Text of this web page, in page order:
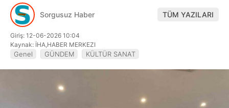
Instagram
Sorgusuz Haber TÜM YAZILARI
Giriş: 12-06-2026 10:04
Kaynak: İHA,HABER MERKEZI
Genel GÜNDEM KÜLTÜR SANAT